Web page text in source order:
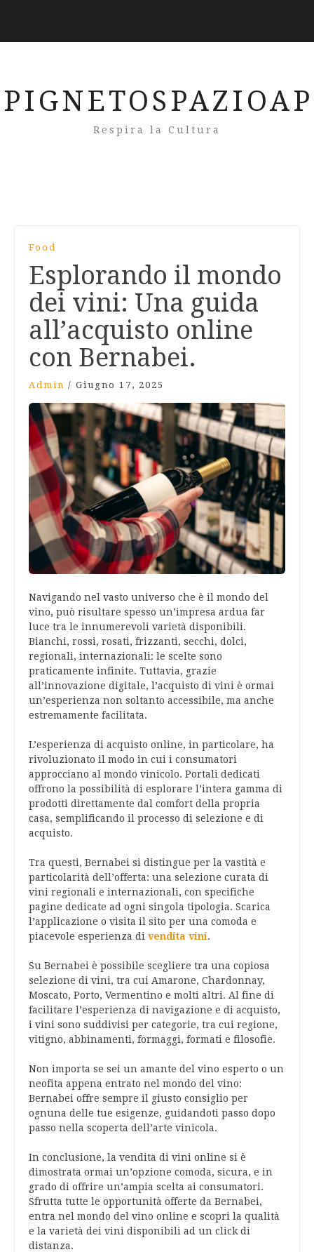
Respira la Cultura
Food
Esplorando il mondo
dei vini: Una guida
all’acquisto online
con Bernabei.
Admin / Giugno 17, 2025
Navigando nel vasto universo che è il mondo del
vino, può risultare spesso un’impresa ardua far
luce tra le innumerevoli varietà disponibili.
Bianchi, rossi, rosati, frizzanti, secchi, dolci,
regionali, internazionali: le scelte sono
praticamente infinite. Tuttavia, grazie
all’innovazione digitale, l’acquisto di vini è ormai
un’esperienza non soltanto accessibile, ma anche
estremamente facilitata.
L’esperienza di acquisto online, in particolare, ha
rivoluzionato il modo in cui i consumatori
approcciano al mondo vinicolo. Portali dedicati
offrono la possibilità di esplorare l’intera gamma di
prodotti direttamente dal comfort della propria
casa, semplificando il processo di selezione e di
acquisto.
Tra questi, Bernabei si distingue per la vastità e
particolarità dell’offerta: una selezione curata di
vini regionali e internazionali, con specifiche
pagine dedicate ad ogni singola tipologia. Scarica
l’applicazione o visita il sito per una comoda e
piacevole esperienza di vendita vini.
Su Bernabei è possibile scegliere tra una copiosa
selezione di vini, tra cui Amarone, Chardonnay,
Moscato, Porto, Vermentino e molti altri. Al fine di
facilitare l’esperienza di navigazione e di acquisto,
i vini sono suddivisi per categorie, tra cui regione,
vitigno, abbinamenti, formaggi, formati e filosofie.
Non importa se sei un amante del vino esperto o un
neofita appena entrato nel mondo del vino:
Bernabei offre sempre il giusto consiglio per
ognuna delle tue esigenze, guidandoti passo dopo
passo nella scoperta dell’arte vinicola.
In conclusione, la vendita di vini online si è
dimostrata ormai un’opzione comoda, sicura, e in
grado di offrire un’ampia scelta ai consumatori.
Sfrutta tutte le opportunità offerte da Bernabei,
entra nel mondo del vino online e scopri la qualità
e la varietà dei vini disponibili ad un click di
distanza.